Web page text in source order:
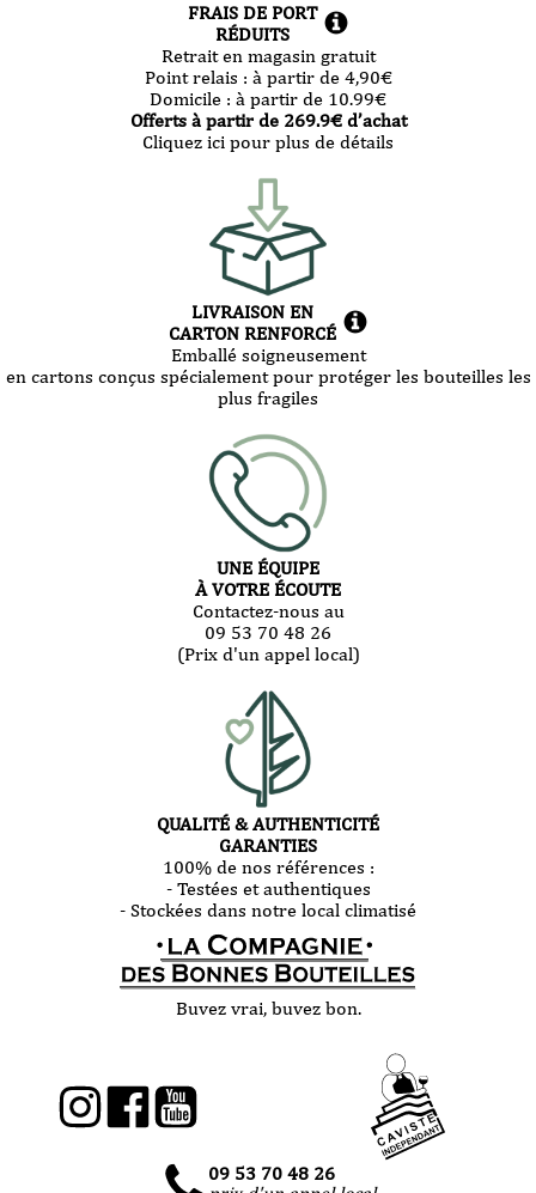
FRAIS DE PORT
RÉDUITS
Retrait en magasin gratuit
Point relais : à partir de 4,90€
Domicile : à partir de 10.99€
Offerts à partir de 269.9€ d’achat
Cliquez ici pour plus de détails
LIVRAISON EN
CARTON RENFORCÉ
Emballé soigneusement
en cartons conçus spécialement pour protéger les bouteilles les
plus fragiles
UNE ÉQUIPE
À VOTRE ÉCOUTE
Contactez-nous au
09 53 70 48 26
(Prix d'un appel local)
QUALITÉ & AUTHENTICITÉ
GARANTIES
100% de nos références :
- Testées et authentiques
- Stockées dans notre local climatisé
Buvez vrai, buvez bon.
09 53 70 48 26